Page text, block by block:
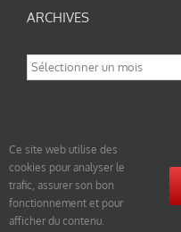
ARCHIVES
Archives
© tao-yin.co © TAO-YIN.fr Georges
et https://tao-yin.fr/san-yiquan-le-poing-
Paternité-Partage des Conditions
Ce site web utilise des
cookies pour analyser le
trafic, assurer son bon
fonctionnement et pour
afficher du contenu.